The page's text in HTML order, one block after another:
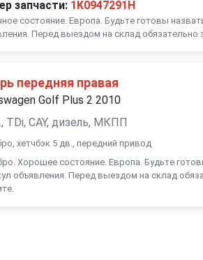
запчасти: 1K0947291H
состояние. Европа. Будьте готовы
Перед выездом на склад обязательно
передняя правая
Golf Plus 2 2010
TDi, CAY, дизель, МКПП
хетчбэк 5 дв., передний привод
Хорошее состояние. Европа. Будьте
объявления. Перед выездом на склад